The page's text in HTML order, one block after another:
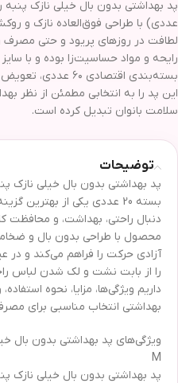
عددی) با طراحی فوق‌العاده نازک و
لطافت در روزهای پریود و حتی
رایحه و مواد حساسیت‌زا بوده و با
بسته‌بندی اقتصادی
این پد را به انتخابی مطمئن از
سلامت بانوان تبدیل کرده است.
توضیحات
بسته 20 عددی یکی از
دنبال راحتی، بهداشت، و
محصول با طراحی بدون بال و
آزادی حرکت را فراهم می‌کند و در
را از بابت نشت و لک شدن لباس
داریم ویژگی‌ها، مزایا، نحوه
بهداشتی انتخاب مناسبی برای
ویژگی‌های پد بهداشتی بدون بال
M